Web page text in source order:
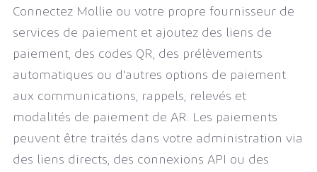
Connectez Mollie ou votre propre fournisseur de
services de paiement et ajoutez des liens de
paiement, des codes QR, des prélèvements
automatiques ou d'autres options de paiement
aux communications, rappels, relevés et
modalités de paiement de AR. Les paiements
peuvent être traités dans votre administration via
des liens directs, des connexions API ou des